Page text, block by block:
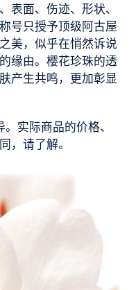
表面、伤迹、形状、
号只授予顶级阿古屋
美，似乎在悄然诉说
缘由。樱花珍珠的透
产生共鸣，更加彰显
实际商品的价格、
，请了解。